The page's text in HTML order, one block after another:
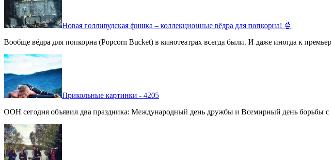
Новая голливудская фишка – коллекционные вёдра для попкорна! 🍿
Вообще вёдра для попкорна (Popcorn Bucket) в кинотеатрах всегда были. И даже иногда к
Прикольные картинки - 4205
ООН сегодня объявил два праздника: Международный день дружбы и Всемирный день борьбы с